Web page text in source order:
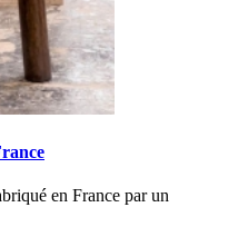
en France par un